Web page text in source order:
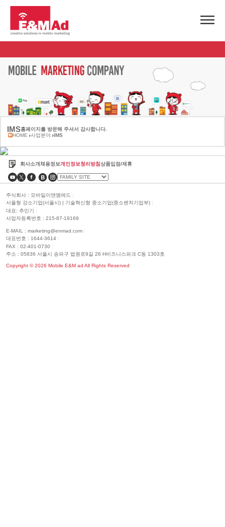
IMS홈페이지를 방문해 주셔서 감사합니다.
HOME 사업분야 IMS
회사소개채용정보개인정보청리방침상품입점/제휴
주식회사 : 모바일이앤엠에드
서울형 강소기업(서울시) | 기술혁신형 중소기업(중소벤처기업부)
대표: 추민기
사업자등록번호 : 215-87-19169
E-MAIL : marketing@enmad.com
대표번호 : 1644-3614
FAX : 02-401-0730
주소 : 05836 서울시 송파구 법원로9길 26 H비즈니스파크 C동 1303호
Copyright ©2026 Mobile E&M ad All Rights Reserved